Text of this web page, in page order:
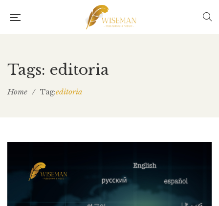
Tags: editoria
Home / Tag:editoria